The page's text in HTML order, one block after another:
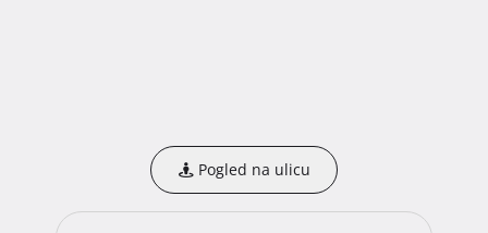
Pogled na ulicu